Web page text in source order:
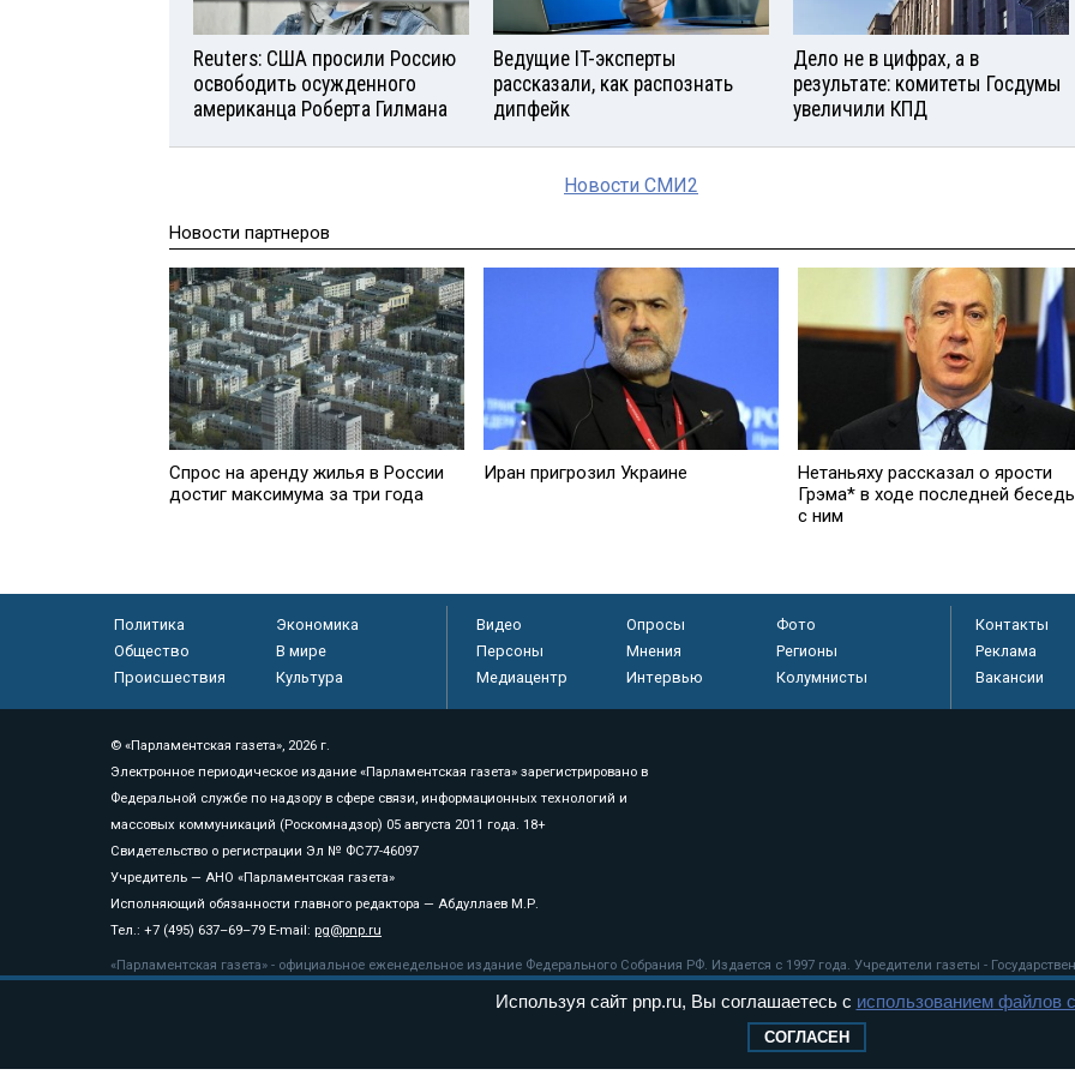
Reuters: США просили Россию
освободить осужденного
американца Роберта Гилмана
Ведущие IT-эксперты
рассказали, как распознать
дипфейк
Дело не в цифрах, а в
результате: комитеты Госдумы
увеличили КПД
Новости СМИ2
Новости партнеров
Спрос на аренду жилья в России
достиг максимума за три года
Иран пригрозил Украине
Нетаньяху рассказал о ярости
Грэма* в ходе последней
с ним
Политика
Экономика
Общество
В мире
Происшествия
Культура
Видео Опросы
Фото
Персоны
Мнения
Регионы
Медиацентр
Интервью Колумнисты
Контакты
Реклама
Вакансии
© «Парламентская газета», 2026 г.
Электронное периодическое издание «Парламентская газета» зарегистрировано в
Федеральной службе по надзору в сфере связи, информационных технологий и
массовых коммуникаций (Роскомнадзор) 05 августа 2011 года. 18+
Свидетельство о регистрации Эл № ФС77-46097
Учредитель — АНО «Парламентская газета»
Исполняющий обязанности главного редактора — Абдуллаев М.Р.
Тел.: +7 (495) 637–69–79 E-mail: pg@pnp.ru
«Парламентская газета» - официальное еженедельное издание Федерального Собрания РФ. Издается с 1997 года. Учредители газеты -
федеральных конституционных законов, федеральных законов и актов палат Федерального Собрания. «Парламентская газета» имеет пункты
Сайт «Парламентской газеты» - это оперативные новости и достоверная информация о принимаемых в стране законах и деятельности депутатов
На информационном ресурсе применяютсярекомендательные технологии
Используя сайт pnp.ru, Вы соглашаетесь с использованием файлов
СОГЛАСЕН